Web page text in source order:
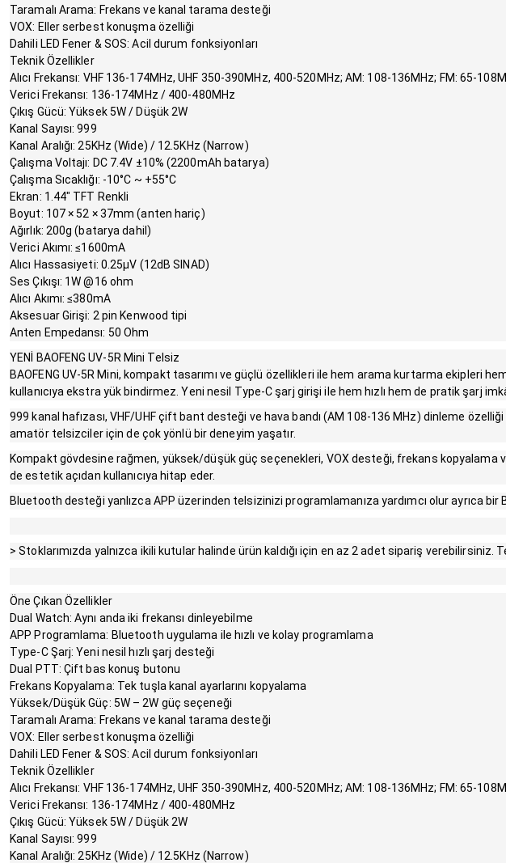
Taramalı Arama: Frekans ve kanal tarama desteği
VOX: Eller serbest konuşma özelliği
Dahili LED Fener & SOS: Acil durum fonksiyonları
Teknik Özellikler
Alıcı Frekansı: VHF 136-174MHz, UHF 350-390MHz, 400-520MHz; AM: 108-136MHz; FM: 65-
Verici Frekansı: 136-174MHz / 400-480MHz
Çıkış Gücü: Yüksek 5W / Düşük 2W
Kanal Sayısı: 999
Kanal Aralığı: 25KHz (Wide) / 12.5KHz (Narrow)
Çalışma Voltajı: DC 7.4V ±10% (2200mAh batarya)
Çalışma Sıcaklığı: -10°C ~ +55°C
Ekran: 1.44" TFT Renkli
Boyut: 107 × 52 × 37mm (anten hariç)
Ağırlık: 200g (batarya dahil)
Verici Akımı: ≤1600mA
Alıcı Hassasiyeti: 0.25μV (12dB SINAD)
Ses Çıkışı: 1W @16 ohm
Alıcı Akımı: ≤380mA
Aksesuar Girişi: 2 pin Kenwood tipi
Anten Empedansı: 50 Ohm
YENİ BAOFENG UV-5R Mini Telsiz
BAOFENG UV-5R Mini, kompakt tasarımı ve güçlü özellikleri ile hem arama kurtarma ekipleri
kullanıcıya ekstra yük bindirmez. Yeni nesil Type-C şarj girişi ile hem hızlı hem de pratik şarj
999 kanal hafızası, VHF/UHF çift bant desteği ve hava bandı (AM 108-136 MHz) dinleme
amatör telsizciler için de çok yönlü bir deneyim yaşatır.
Kompakt gövdesine rağmen, yüksek/düşük güç seçenekleri, VOX desteği, frekans kopyalama
de estetik açıdan kullanıcıya hitap eder.
Bluetooth desteği yanlızca APP üzerinden telsizinizi programlamanıza yardımcı olur ayrıca
> Stoklarımızda yalnızca ikili kutular halinde ürün kaldığı için en az 2 adet sipariş
Öne Çıkan Özellikler
Dual Watch: Aynı anda iki frekansı dinleyebilme
APP Programlama: Bluetooth uygulama ile hızlı ve kolay programlama
Type-C Şarj: Yeni nesil hızlı şarj desteği
Dual PTT: Çift bas konuş butonu
Frekans Kopyalama: Tek tuşla kanal ayarlarını kopyalama
Yüksek/Düşük Güç: 5W – 2W güç seçeneği
Taramalı Arama: Frekans ve kanal tarama desteği
VOX: Eller serbest konuşma özelliği
Dahili LED Fener & SOS: Acil durum fonksiyonları
Teknik Özellikler
Alıcı Frekansı: VHF 136-174MHz, UHF 350-390MHz, 400-520MHz; AM: 108-136MHz; FM: 65-
Verici Frekansı: 136-174MHz / 400-480MHz
Çıkış Gücü: Yüksek 5W / Düşük 2W
Kanal Sayısı: 999
Kanal Aralığı: 25KHz (Wide) / 12.5KHz (Narrow)